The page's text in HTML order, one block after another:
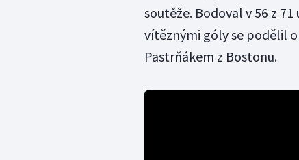
soutěže. Bodoval v 56 z
vítěznými góly se podělil
Pastrňákem z Bostonu.